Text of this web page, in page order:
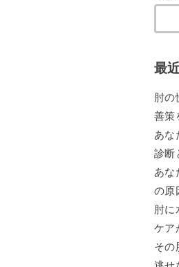
最
肘の
善策
あな
診断
あな
の原
肘に
ケア
その